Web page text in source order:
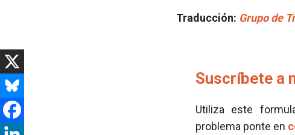
Traducción: Grupo de
Suscríbete a
Utiliza este
problema ponte en